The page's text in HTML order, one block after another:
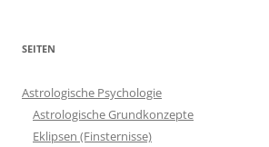
SEITEN
Astrologische Psychologie
Astrologische Grundkonzepte
Eklipsen (Finsternisse)